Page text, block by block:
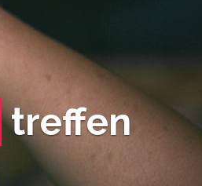
treffen